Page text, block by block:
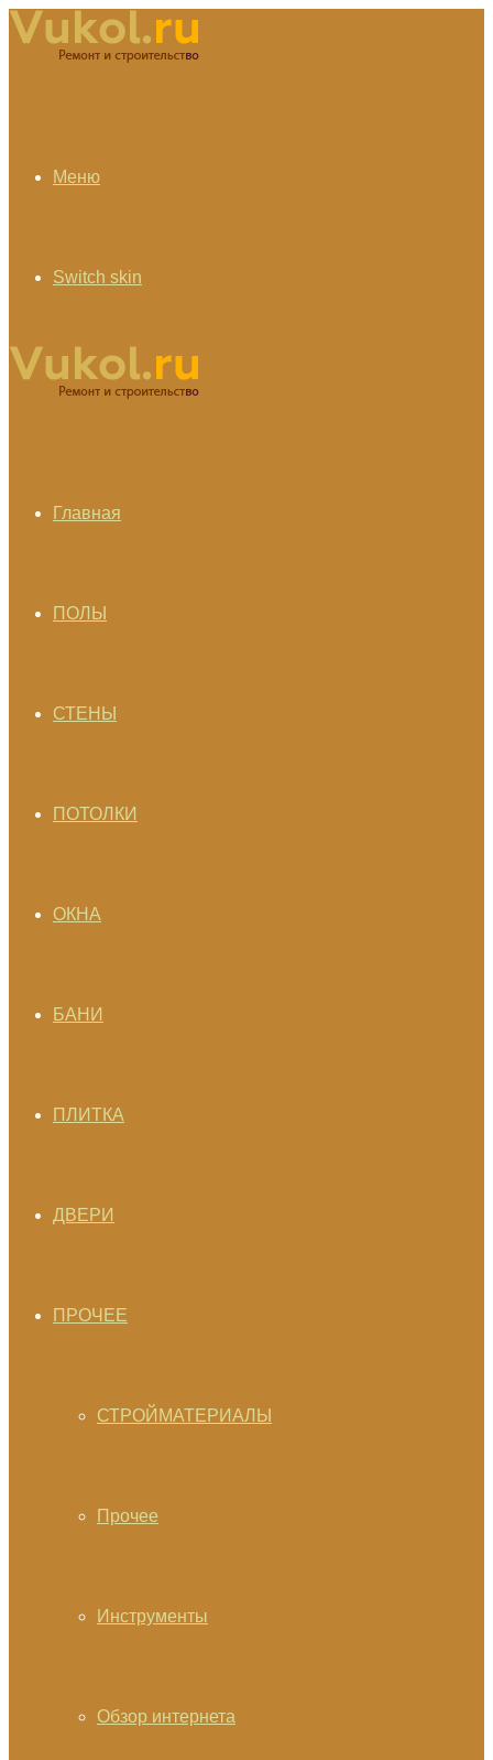
Меню
Switch skin
Главная
ПОЛЫ
СТЕНЫ
ПОТОЛКИ
ОКНА
БАНИ
ПЛИТКА
ДВЕРИ
ПРОЧЕЕ
СТРОЙМАТЕРИАЛЫ
Прочее
Инструменты
Обзор интернета